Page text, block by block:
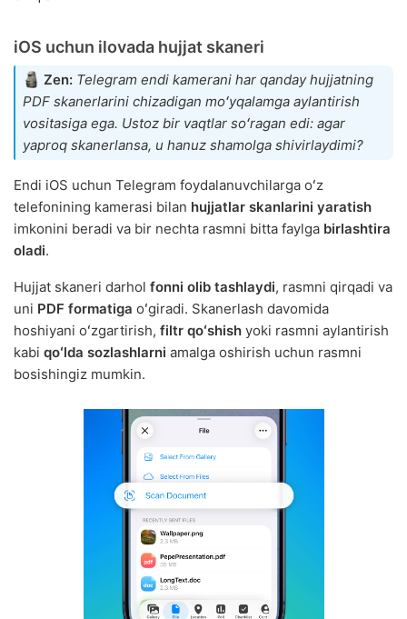
iOS uchun ilovada hujjat skaneri
Zen: Telegram endi kamerani har qanday hujjatning
PDF skanerlarini chizadigan moʻyqalamga aylantirish
vositasiga ega. Ustoz bir vaqtlar soʻragan edi: agar
yaproq skanerlansa, u hanuz shamolga shivirlaydimi?
Endi iOS uchun Telegram foydalanuvchilarga oʻz
telefonining kamerasi bilan hujjatlar skanlarini yaratish
imkonini beradi va bir nechta rasmni bitta faylga birlashtira
oladi.
Hujjat skaneri darhol fonni olib tashlaydi, rasmni qirqadi va
uni PDF formatiga oʻgiradi. Skanerlash davomida
hoshiyani oʻzgartirish, filtr qoʻshish yoki rasmni aylantirish
kabi qoʻlda sozlashlarni amalga oshirish uchun rasmni
bosishingiz mumkin.